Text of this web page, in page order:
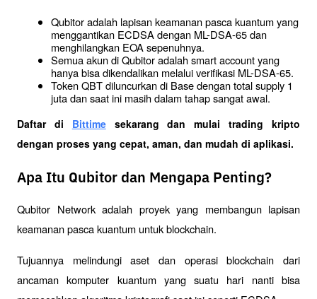
Qubitor adalah lapisan keamanan pasca kuantum yang
menggantikan ECDSA dengan ML-DSA-65 dan
menghilangkan EOA sepenuhnya.
Semua akun di Qubitor adalah smart account yang
hanya bisa dikendalikan melalui verifikasi ML-DSA-65.
Token QBT diluncurkan di Base dengan total supply 1
juta dan saat ini masih dalam tahap sangat awal.
Daftar di Bittime sekarang dan mulai trading kripto
dengan proses yang cepat, aman, dan mudah di aplikasi.
Apa Itu Qubitor dan Mengapa Penting?
Qubitor Network adalah proyek yang membangun lapisan
keamanan pasca kuantum untuk blockchain.
Tujuannya melindungi aset dan operasi blockchain dari
ancaman komputer kuantum yang suatu hari nanti bisa